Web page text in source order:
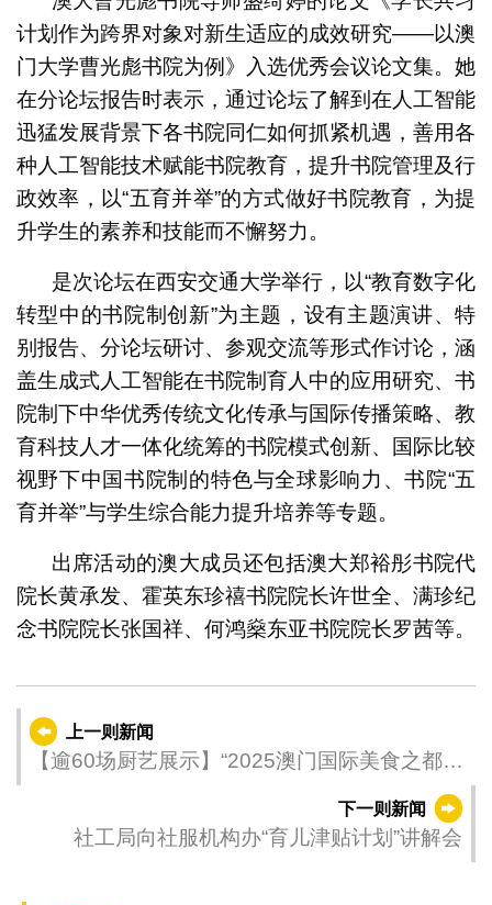
计划作为跨界对象对新生适应的成效研究——以澳
门大学曹光彪书院为例》入选优秀会议论文集。她
在分论坛报告时表示，通过论坛了解到在人工智能
迅猛发展背景下各书院同仁如何抓紧机遇，善用各
种人工智能技术赋能书院教育，提升书院管理及行
政效率，以“五育并举”的方式做好书院教育，为提
升学生的素养和技能而不懈努力。
是次论坛在西安交通大学举行，以“教育数字化
转型中的书院制创新”为主题，设有主题演讲、特
别报告、分论坛研讨、参观交流等形式作讨论，涵
盖生成式人工智能在书院制育人中的应用研究、书
院制下中华优秀传统文化传承与国际传播策略、教
育科技人才一体化统筹的书院模式创新、国际比较
视野下中国书院制的特色与全球影响力、书院“五
育并举”与学生综合能力提升培养等专题。
出席活动的澳大成员还包括澳大郑裕彤书院代
院长黄承发、霍英东珍禧书院院长许世全、满珍纪
念书院院长张国祥、何鸿燊东亚书院院长罗茜等。
上一则新闻
【逾60场厨艺展示】“2025澳门国际美食之都嘉
下一则新闻
社工局向社服机构办“育儿津贴计划”讲解会